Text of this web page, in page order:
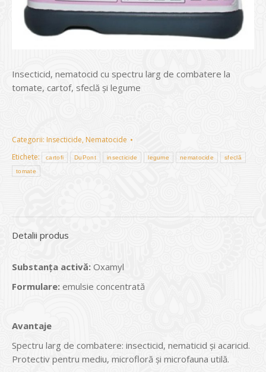
Insecticid, nematocid cu spectru larg de combatere la
tomate, cartof, sfeclă şi legume
Categorii: Insecticide, Nematocide
Etichete:
cartofi DuPont insecticide legume nematocide sfeclă
tomate
Detalii produs
Substanța activă: Oxamyl
Formulare: emulsie concentrată
Avantaje
Spectru larg de combatere: insecticid, nematicid și acaricid.
Protectiv pentru mediu, microfloră și microfauna utilă.